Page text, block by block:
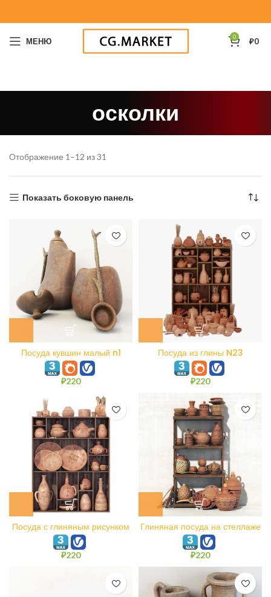
МЕНЮ 0 ₽0
осколки
Отображение 1–12 из 31
Показать боковую панель
Посуда кувшин малый n1
₽220
Посуда из глины N23
₽220
Посуда с глиняным рисунком
n1
₽220
Глиняная посуда на стеллаже
N8
₽220